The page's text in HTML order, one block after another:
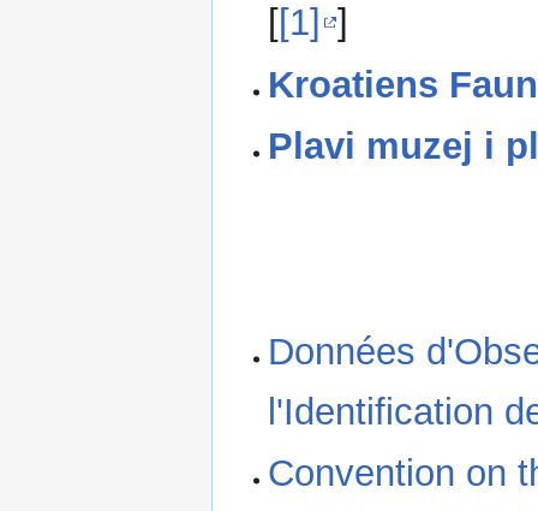
[[1] ]
Kroatiens
Plavi muzej i
Données
l'Identification
Convention on